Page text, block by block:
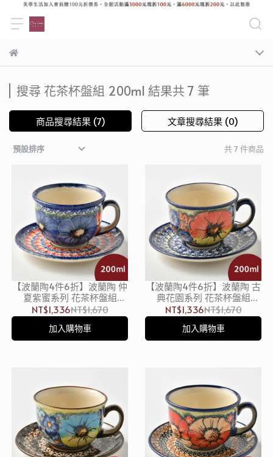
搜尋 花茶杯盤組 200ml 結果共 7 筆
商品搜尋結果 (7) 文章搜尋結果 (0)
預設排序 共 7 件商品
【波蘭陶4件6折】波蘭陶 仲
夏紫蜜系列 花茶杯盤組
200ml 波蘭手工製
NT$1,336NT$1,670
加入購物車
【波蘭陶4件6折】波蘭陶 古
典花園系列 花茶杯盤組
200ml 波蘭手工製
NT$1,336NT$1,670
加入購物車